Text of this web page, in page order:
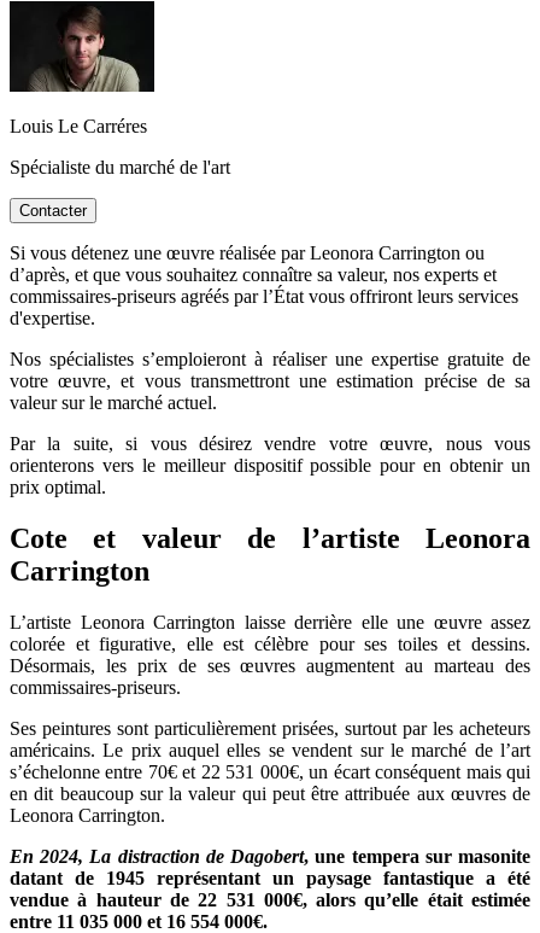
Louis Le Carréres
Spécialiste du marché de l'art
Contacter
Si vous détenez une œuvre réalisée par Leonora Carrington ou
d’après, et que vous souhaitez connaître sa valeur, nos experts et
commissaires-priseurs agréés par l’État vous offriront leurs services
d'expertise.
Nos spécialistes s’emploieront à réaliser une expertise gratuite de
votre œuvre, et vous transmettront une estimation précise de sa
valeur sur le marché actuel.
Par la suite, si vous désirez vendre votre œuvre, nous vous
orienterons vers le meilleur dispositif possible pour en obtenir un
prix optimal.
Cote et valeur de l’artiste Leonora
Carrington
L’artiste Leonora Carrington laisse derrière elle une œuvre assez
colorée et figurative, elle est célèbre pour ses toiles et dessins.
Désormais, les prix de ses œuvres augmentent au marteau des
commissaires-priseurs.
Ses peintures sont particulièrement prisées, surtout par les acheteurs
américains. Le prix auquel elles se vendent sur le marché de l’art
s’échelonne entre 70€ et 22 531 000€, un écart conséquent mais qui
en dit beaucoup sur la valeur qui peut être attribuée aux œuvres de
Leonora Carrington.
En 2024, La distraction de Dagobert, une tempera sur masonite
datant de 1945 représentant un paysage fantastique a été
vendue à hauteur de 22 531 000€, alors qu’elle était estimée
entre 11 035 000 et 16 554 000€.